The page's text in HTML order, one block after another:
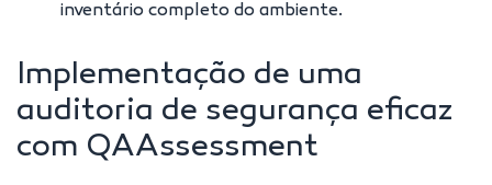
inventário completo do ambiente.
Implementação de uma
auditoria de segurança eficaz
com QAAssessment